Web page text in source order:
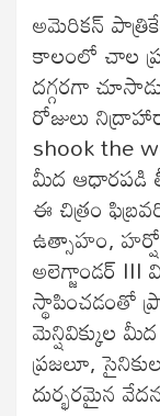
అమెరికన్‍
కాలంలో చాల
దగ్గరగా
రోజులు
shook the
మీద ఆధారపడి
ఈ చిత్రం
ఉత్సాహం,
అలెగ్జాండర్‍ III
స్థాపించడంతో
మెన్షివిక్కుల
ప్రజలూ,
దుర్భరమైన